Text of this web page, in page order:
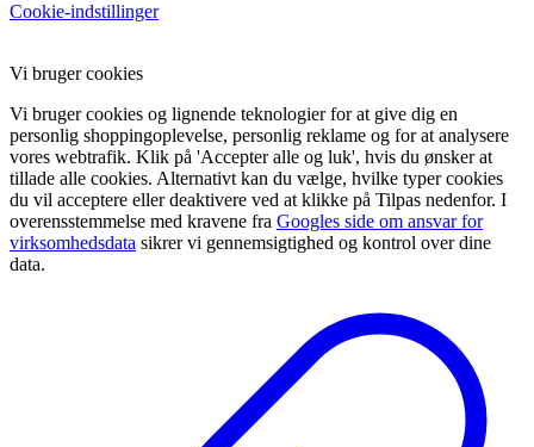
Cookie-indstillinger
Vi bruger cookies
Vi bruger cookies og lignende teknologier for at give dig en
personlig shoppingoplevelse, personlig reklame og for at analysere
vores webtrafik. Klik på 'Accepter alle og luk', hvis du ønsker at
tillade alle cookies. Alternativt kan du vælge, hvilke typer cookies
du vil acceptere eller deaktivere ved at klikke på Tilpas nedenfor. I
overensstemmelse med kravene fra Googles side om ansvar for
virksomhedsdata sikrer vi gennemsigtighed og kontrol over dine
data.